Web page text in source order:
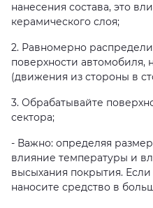
нанесения состава, это
керамического слоя;
2. Равномерно
поверхности автомобиля,
(движения из стороны в
3. Обрабатывайте
сектора;
- Важно: определяя
влияние температуры и
высыхания покрытия.
наносите средство в